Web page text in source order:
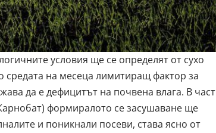
условия ще се определят от сухо
на месеца лимитиращ фактор за
да е дефицитът на почвена влага. В част
формиралото се засушаване ще
и поникнали посеви, става ясно от